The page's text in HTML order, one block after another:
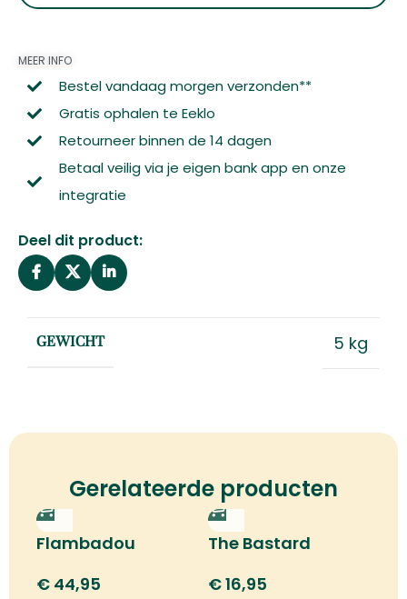
MEER INFO
Bestel vandaag morgen verzonden**
Gratis ophalen te Eeklo
Retourneer binnen de 14 dagen
Betaal veilig via je eigen bank app en onze
integratie
Deel dit product:
GEWICHT 5 kg
Gerelateerde producten
Flambadou
€ 44,95
The Bastard
€16,95